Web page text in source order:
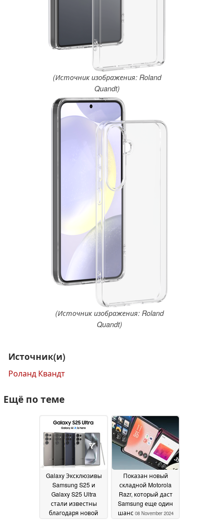
(Источник изображения: Roland
Quandt)
(Источник изображения: Roland
Quandt)
Источник(и)
Роланд Квандт
Ещё по теме
Galaxy Эксклюзивы
Samsung S25 и
Galaxy S25 Ultra
стали известны
благодаря новой
Показан новый
складной Motorola
Razr, который даст
Samsung еще один
шанс 08 November 2024